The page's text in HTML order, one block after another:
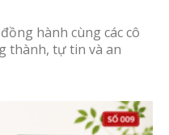
hành cùng các cô
thành, tự tin và an